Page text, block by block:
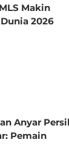
Makin
2026
Anyar
Pemain